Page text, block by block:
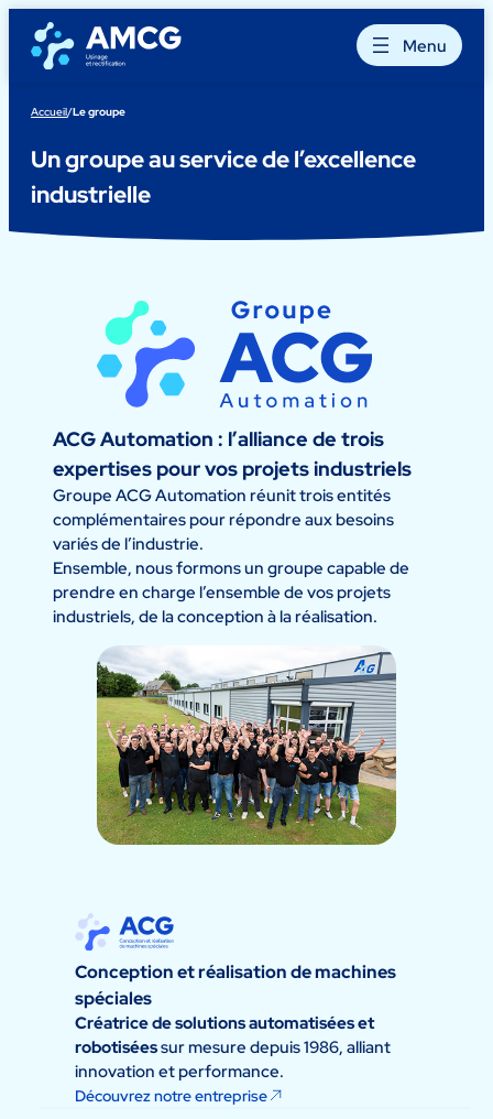
contenu
Menu
Accueil/Le groupe
Un groupe au service de l’excellence
industrielle
ACG Automation : l’alliance de trois
expertises pour vos projets industriels
Groupe ACG Automation réunit trois entités
complémentaires pour répondre aux besoins
variés de l’industrie.
Ensemble, nous formons un groupe capable de
prendre en charge l’ensemble de vos projets
industriels, de la conception à la réalisation.
Conception et réalisation de machines
spéciales
Créatrice de solutions automatisées et
robotiséessur mesure depuis 1986, alliant
innovation et performance.
Découvrez notre entreprise